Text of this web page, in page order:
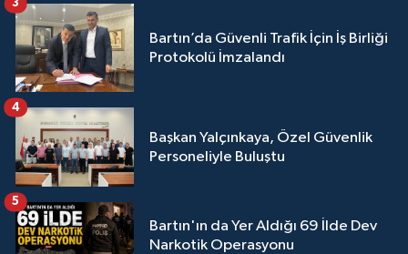
Bartın’da Güvenli Trafik İçin İş Birliği
Protokolü İmzalandı
3
Başkan Yalçınkaya, Özel Güvenlik
Personeliyle Buluştu
4
Bartın'ın da Yer Aldığı 69 İlde Dev
Narkotik Operasyonu
5